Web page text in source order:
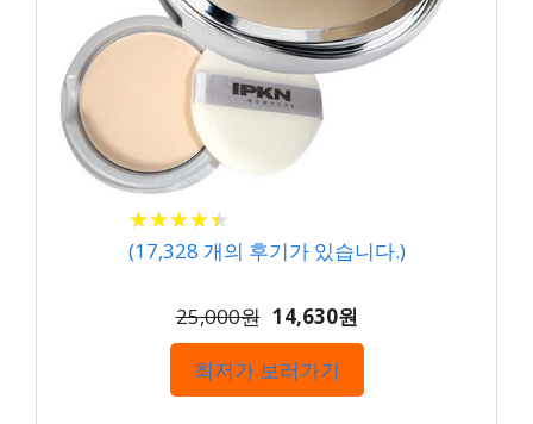
★★★★★
★★★★★
(17,328 개의 후기가 있습니다.)
25,000원 14,630원
최저가 보러가기